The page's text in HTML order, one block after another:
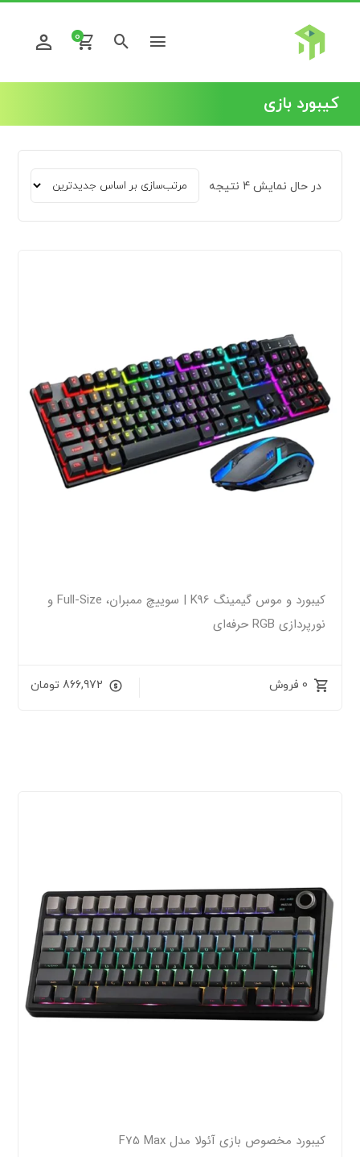
0
کیبورد بازی
در حال نمایش 4 نتیجه
کیبورد و موس گیمینگ K96 | سوییچ ممبران، Full-Size و
نورپردازی RGB حرفه‌ای
0 فروش 866,972 تومان
کیبورد مخصوص بازی آئولا مدل F75 Max